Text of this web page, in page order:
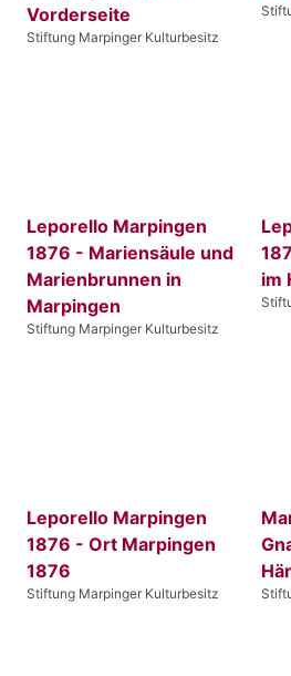
Vorderseite
Stiftung Marpinger Kulturbesitz
Leporello Marpingen
1876 - Mariensäule und
Marienbrunnen in
Marpingen
Stiftung Marpinger Kulturbesitz
im
Leporello Marpingen
1876 - Ort Marpingen
1876
Stiftung Marpinger Kulturbesitz